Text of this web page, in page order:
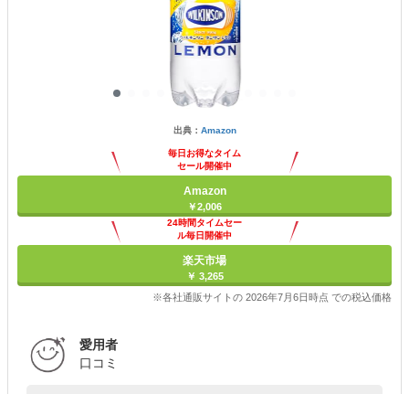
出典： Amazon
毎日お得なタイム
セール開催中
Amazon
￥2,006
24時間タイムセー
ル毎日開催中
楽天市場
￥ 3,265
※各社通販サイトの 2026年7月6日時点 での税込価格
愛用者
口コミ